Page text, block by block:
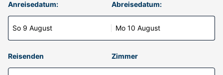
Anreisedatum:
So 9 August
Abreisedatum:
Mo 10 August
Reisenden Zimmer